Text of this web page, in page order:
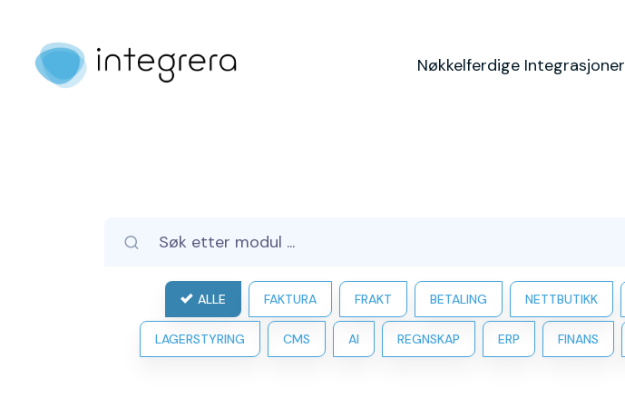
Nøkkelferdige Integrasjoner
ALLE FAKTURA FRAKT BETALING NETTBUTIKK
LAGERSTYRING CMS AI REGNSKAP ERP FINANS